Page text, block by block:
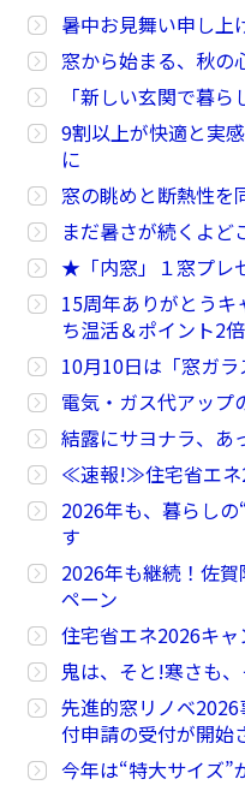
暑中お見舞い申し上
窓から始まる、秋の
「新しい玄関で暮
9割以上が快適と実
に
窓の眺めと断熱性を
まだ暑さが続くよど
★「内窓」１窓プレ
15周年ありがとうキ
ち温活＆ポイント2倍
10月10日は「窓ガラ
電気・ガス代アップ
結露にサヨナラ、あ
≪速報!≫住宅省エネ
2026年も、暮らし
す
2026年も継続！佐
ペーン
住宅省エネ2026キャ
鬼は、そと!寒さも
先進的窓リノベ
付申請の受付が開始
今年は“特大サイズ”